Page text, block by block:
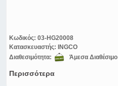
Κωδικός: 03-HG20008
Κατασκευαστής: INGCO
Διαθεσιμότητα:
Άμεσα Διαθέσιμο
Περισσότερα